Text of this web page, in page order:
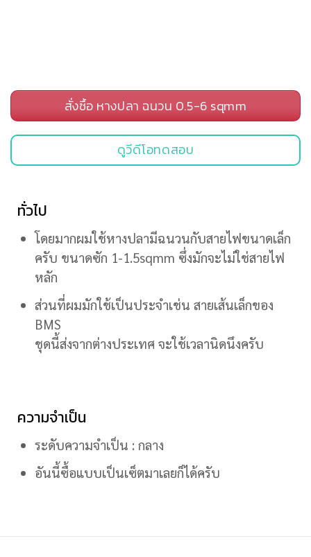
สั่งซื้อ หางปลา ฉนวน 0.5-6 sqmm
ดูวีดีโอทดสอบ
ทั่วไป
โดยมากผมใช้หางปลามีฉนวนกับสายไฟขนาดเล็ก
ครับ ขนาดซัก 1-1.5sqmm ซึ่งมักจะไม่ใช่สายไฟ
หลัก
ส่วนที่ผมมักใช้เป็นประจำเช่น สายเส้นเล็กของ
BMS
ชุดนี้ส่งจากต่างประเทศ จะใช้เวลานิดนึงครับ
ความจำเป็น
ระดับความจำเป็น : กลาง
อันนี้ซื้อแบบเป็นเซ็ตมาเลยก็ได้ครับ